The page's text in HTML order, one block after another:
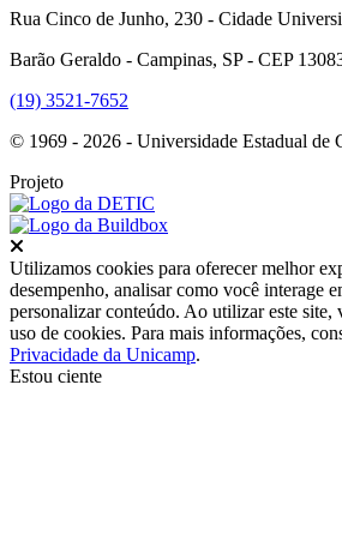
Rua Cinco de Junho, 230 - Cidade
Barão Geraldo - Campinas, SP - CEP
(19) 3521-7652
© 1969 - 2026 - Universidade Estadual de
Projeto
Utilizamos cookies para oferecer melhor
desempenho, analisar como você interage
personalizar conteúdo. Ao utilizar este site,
uso de cookies. Para mais informações,
Privacidade da Unicamp.
Estou ciente